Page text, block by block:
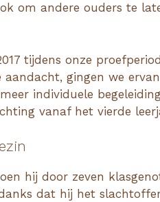
om andere ouders te
tijdens onze
aandacht, gingen we
individuele
vanaf het vierde
hij door zeven
dat hij het